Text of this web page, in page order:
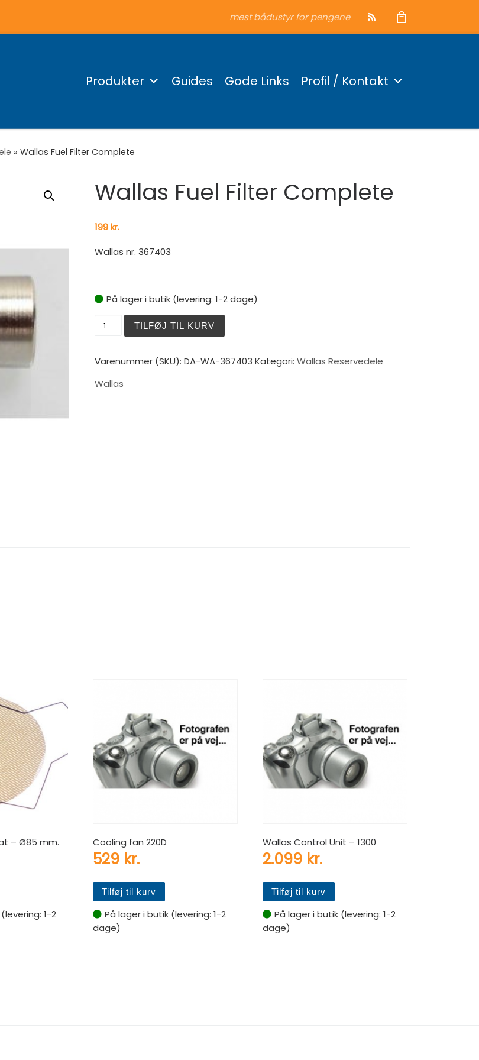
mest bådustyr for pengene
Produkter Guides Gode Links Profil / Kontakt
» Wallas Fuel Filter Complete
Wallas Fuel Filter Complete
199kr.
Wallas nr. 367403
På lager i butik (levering: 1-2 dage)
TILFØJ TIL KURV
Varenummer (SKU):DA-WA-367403 Kategori:Wallas Reservedele
Wallas
– Ø85 mm.
1-2
Cooling fan 220D
529 kr.
Tilføj til kurv
På lager i butik (levering: 1-2
dage)
Wallas Control Unit – 1300
2.099 kr.
Tilføj til kurv
På lager i butik (levering: 1-2
dage)